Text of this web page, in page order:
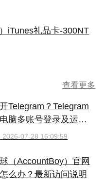
iTunes礼品卡-300NT
查看更多
Telegram？Telegram
脑多账号登录及运营
2026-07-28 16:09:59
（AccountBoy）官网
么办？最新访问说明